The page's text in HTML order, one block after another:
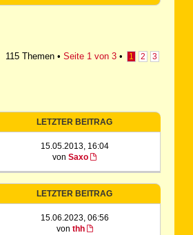
115 Themen • Seite 1von 3• 1 2 3
LETZTER BEITRAG
15.05.2013, 16:04
vonSaxo
LETZTER BEITRAG
15.06.2023, 06:56
von thh